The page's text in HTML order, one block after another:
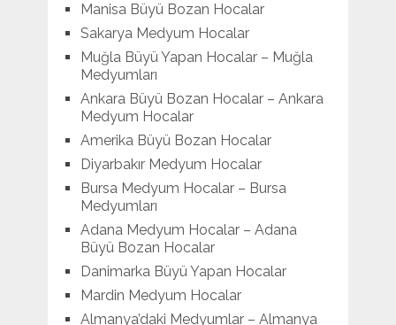
Manisa Büyü Bozan Hocalar
Sakarya Medyum Hocalar
Muğla Büyü Yapan Hocalar – Muğla
Medyumları
Ankara Büyü Bozan Hocalar – Ankara
Medyum Hocalar
Amerika Büyü Bozan Hocalar
Diyarbakır Medyum Hocalar
Bursa Medyum Hocalar – Bursa
Medyumları
Adana Medyum Hocalar – Adana
Büyü Bozan Hocalar
Danimarka Büyü Yapan Hocalar
Mardin Medyum Hocalar
Almanya’daki Medyumlar – Almanya